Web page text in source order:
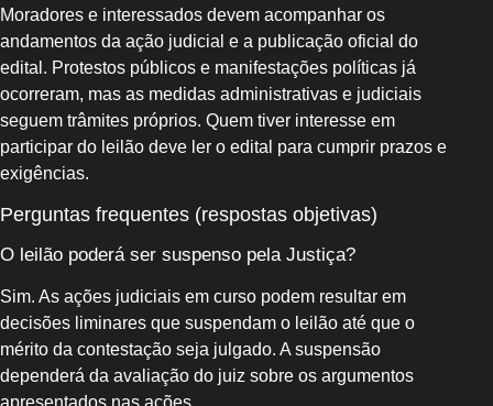
Moradores e interessados devem acompanhar os
andamentos da ação judicial e a publicação oficial do
edital. Protestos públicos e manifestações políticas já
ocorreram, mas as medidas administrativas e judiciais
seguem trâmites próprios. Quem tiver interesse em
participar do leilão deve ler o edital para cumprir prazos e
exigências.
Perguntas frequentes (respostas objetivas)
O leilão poderá ser suspenso pela Justiça?
Sim. As ações judiciais em curso podem resultar em
decisões liminares que suspendam o leilão até que o
mérito da contestação seja julgado. A suspensão
dependerá da avaliação do juiz sobre os argumentos
apresentados nas ações.